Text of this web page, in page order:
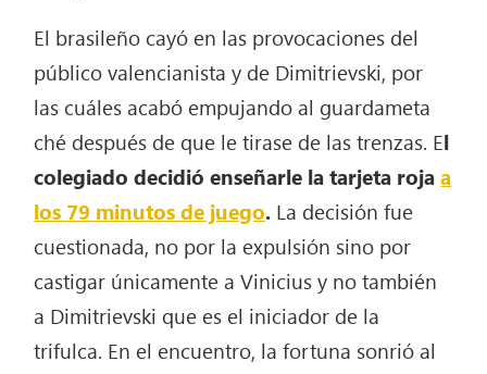
El brasileño cayó en las provocaciones del
público valencianista y de Dimitrievski, por
las cuáles acabó empujando al guardameta
ché después de que le tirase de las trenzas. El
colegiado decidió enseñarle la tarjeta rojaa
los 79 minutos de juego. La decisión fue
cuestionada, no por la expulsión sino por
castigar únicamente a Vinicius y no también
a Dimitrievski que es el iniciador de la
trifulca. En el encuentro, la fortuna sonrió al